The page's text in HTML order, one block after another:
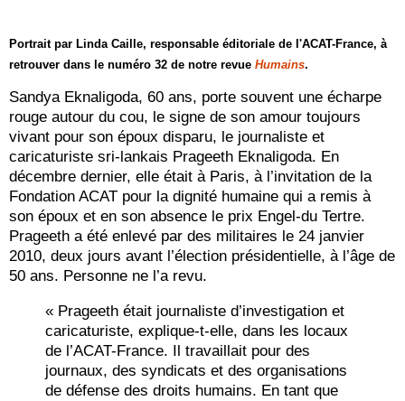
Portrait par Linda Caille, responsable éditoriale de l'ACAT-France, à
retrouver dans le numéro 32 de notre revue Humains.
Sandya Eknaligoda, 60 ans, porte souvent une écharpe
rouge autour du cou, le signe de son amour toujours
vivant pour son époux disparu, le journaliste et
caricaturiste sri-lankais Prageeth Eknaligoda. En
décembre dernier, elle était à Paris, à l’invitation de la
Fondation ACAT pour la dignité humaine qui a remis à
son époux et en son absence le prix Engel-du Tertre.
Prageeth a été enlevé par des militaires le 24 janvier
2010, deux jours avant l’élection présidentielle, à l’âge de
50 ans. Personne ne l’a revu.
« Prageeth était journaliste d’investigation et
caricaturiste, explique-t-elle, dans les locaux
de l’ACAT-France. Il travaillait pour des
journaux, des syndicats et des organisations
de défense des droits humains. En tant que